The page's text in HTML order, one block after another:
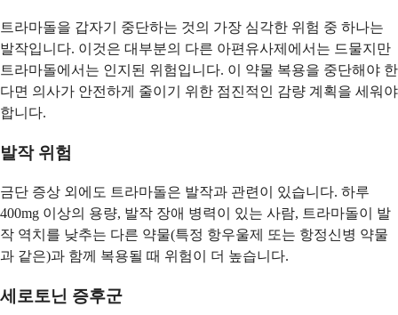
트라마돌을 갑자기 중단하는 것의 가장 심각한 위험 중 하나는
발작입니다. 이것은 대부분의 다른 아편유사제에서는 드물지만
트라마돌에서는 인지된 위험입니다. 이 약물 복용을 중단해야 한
다면 의사가 안전하게 줄이기 위한 점진적인 감량 계획을 세워야
합니다.
발작 위험
금단 증상 외에도 트라마돌은 발작과 관련이 있습니다. 하루
400mg 이상의 용량, 발작 장애 병력이 있는 사람, 트라마돌이 발
작 역치를 낮추는 다른 약물(특정 항우울제 또는 항정신병 약물
과 같은)과 함께 복용될 때 위험이 더 높습니다.
세로토닌 증후군